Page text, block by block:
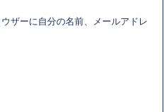
ザーに自分の名前、メールアドレ